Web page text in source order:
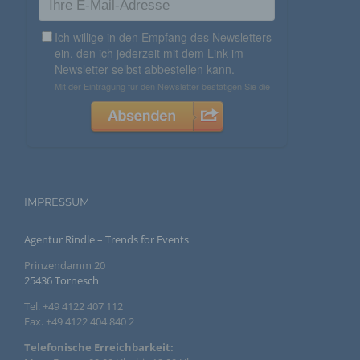
IMPRESSUM
Agentur Rindle – Trends for Events
Prinzendamm 20
25436 Tornesch
Tel. +49 4122 407 112
Fax. +49 4122 404 840 2
Telefonische Erreichbarkeit:
Behörde, Einrichtung oder andere Stelle, der
personenbezogene Daten offengelegt werden,
unabhängig davon, ob es sich bei ihr um einen Dritten
handelt oder nicht. Behörden, die im Rahmen eines
bestimmten Untersuchungsauftrags nach dem
Unionsrecht oder dem Recht der Mitgliedstaaten
gelten jedoch nicht als Empfänger.
j) Dritter
Auftragsverarbeiter und den Personen, die unter der
personenbezogenen Daten zu verarbeiten.
k) Einwilligung
Einwilligung ist jede von der betroffenen Person
freiwillig für den bestimmten Fall in informierter Weise
in Form einer Erklärung oder einer sonstigen